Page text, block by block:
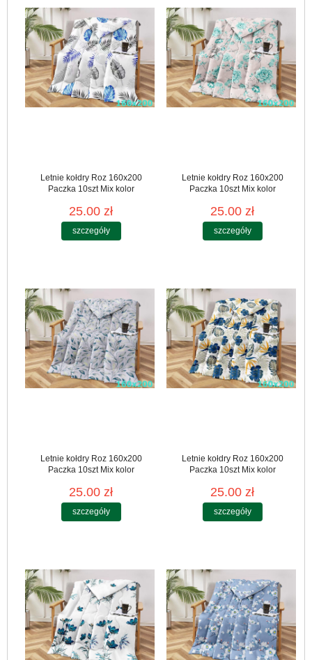
Letnie kołdry Roz 160x200
Paczka 10szt Mix kolor
25.00 zł
szczegóły
Letnie kołdry Roz 160x200
Paczka 10szt Mix kolor
25.00 zł
szczegóły
Letnie kołdry Roz 160x200
Paczka 10szt Mix kolor
25.00 zł
szczegóły
Letnie kołdry Roz 160x200
Paczka 10szt Mix kolor
25.00 zł
szczegóły